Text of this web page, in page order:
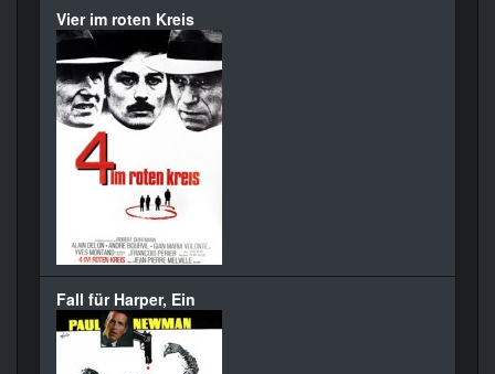
Vier im roten Kreis
Fall für Harper, Ein